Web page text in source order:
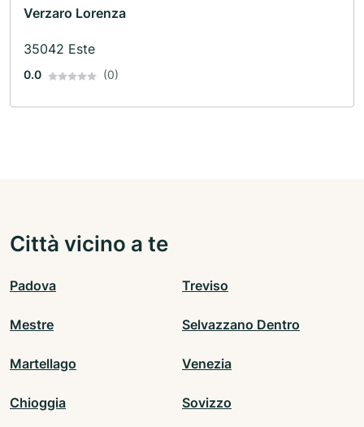
Verzaro Lorenza
35042 Este
0.0 (0)
Città vicino a te
Padova Treviso
Mestre Selvazzano Dentro
Martellago Venezia
Chioggia Sovizzo